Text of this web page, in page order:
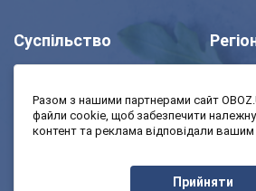
Суспільство
Моя школа Авто
Разом з нашими партнерами сайт
файли cookie, щоб забезпечити належну
контент та реклама відповідали вашим
Прийняти